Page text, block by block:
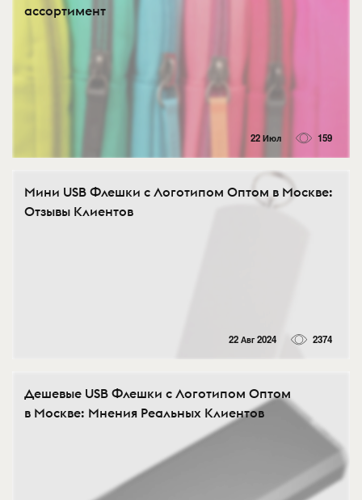
ассортимент
22 Июл 159
Мини USB Флешки с Логотипом Оптом в Москве:
Отзывы Клиентов
22 Авг 2024 2374
Дешевые USB Флешки с Логотипом Оптом
в Москве: Мнения Реальных Клиентов